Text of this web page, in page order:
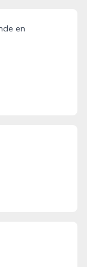
en